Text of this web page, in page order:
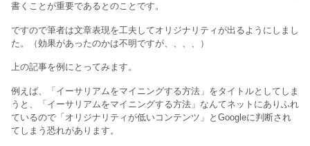
書くことが重要であるとのことです。
ですので筆者は文章表現を工夫してオリジナリティが出るようにしまし
た。（効果があったのかは不明ですが、、、、）
上の記事を例にとってみます。
例えば、「イーサリアムをマイニングする方法」をタイトルとしてしま
うと、「イーサリアムをマイニングする方法」なんてネットにありふれ
ているので「オリジナリティが低いコンテンツ」とGoogleに判断され
てしまう恐れがあります。